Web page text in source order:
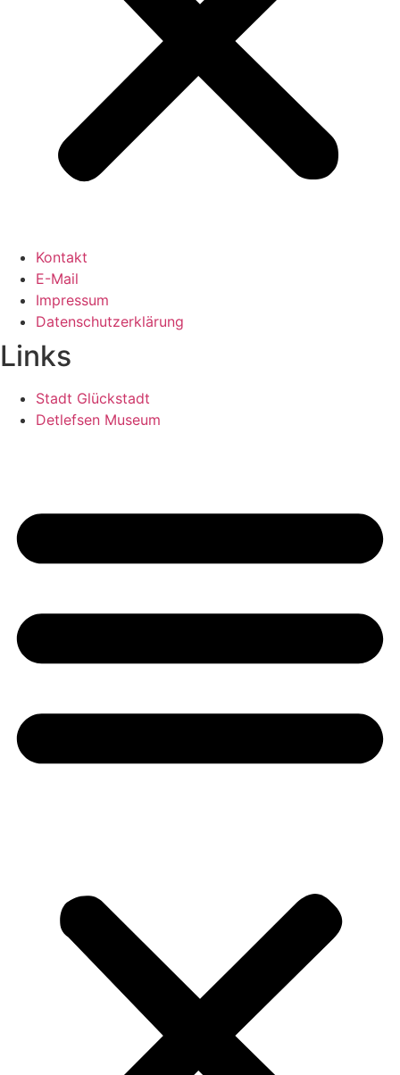
Kontakt
E-Mail
Impressum
Datenschutzerklärung
Links
Stadt Glückstadt
Detlefsen Museum